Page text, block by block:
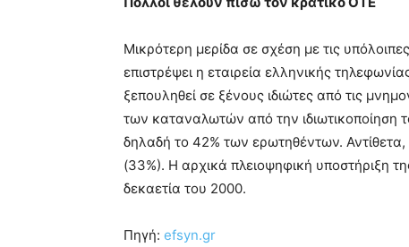
Μικρότερη μερίδα σε σχέση με τις
επιστρέψει η εταιρεία ελληνικής
ξεπουληθεί σε ξένους ιδιώτες από τις
των καταναλωτών από την ιδιωτικοποίηση
δηλαδή το 42% των ερωτηθέντων.
(33%). Η αρχικά πλειοψηφική υποστήριξη
δεκαετία του 2000.
Πηγή: efsyn.gr